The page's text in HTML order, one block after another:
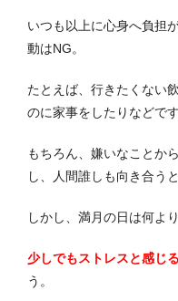
いつも以上に心身へ負担
動はNG。
たとえば、行きたくない
のに家事をしたりなどです
もちろん、嫌いなことか
し、人間誰しも向き合う
しかし、満月の日は何よ
少しでもストレスと感じ
う。